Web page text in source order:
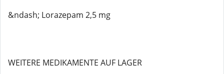
&ndash; Lorazepam 2,5 mg
WEITERE MEDIKAMENTE AUF LAGER